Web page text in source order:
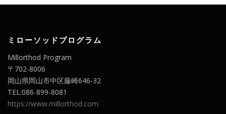
ミローソッドプログラム
Millorthod Program
〒702-8006
岡山県岡山市中区藤崎646-32
TEL:086-899-8081
https://www.millorthod.com